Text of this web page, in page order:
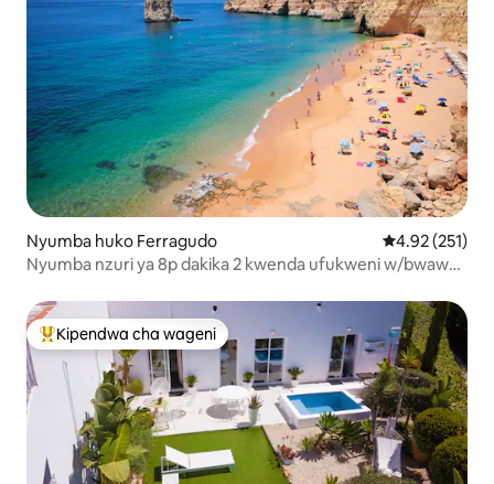
Nyumba huko Ferragudo Ukadiriaji wa
4.92 (251)
Nyumba nzuri ya 8p dakika 2 kwenda ufukweni w/bwawa
Kipendwa maarufu cha wageni
Kipendwa cha wageni